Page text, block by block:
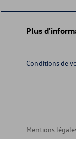
Plus
Conditions de
Mentions